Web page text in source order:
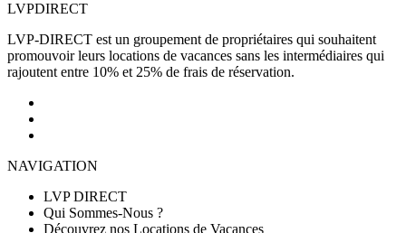
LVPDIRECT
LVP-DIRECT est un groupement de propriétaires qui souhaitent
promouvoir leurs locations de vacances sans les intermédiaires qui
rajoutent entre 10% et 25% de frais de réservation.
NAVIGATION
LVP DIRECT
Qui Sommes-Nous ?
Découvrez nos Locations de Vacances